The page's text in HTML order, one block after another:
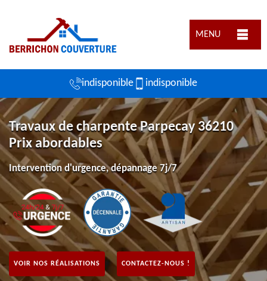
MENU
indisponible indisponible
Travaux de charpente Parpecay 36210
Prix abordables
Intervention d'urgence, dépannage 7j/7
VOIR NOS RÉALISATIONS CONTACTEZ-NOUS !